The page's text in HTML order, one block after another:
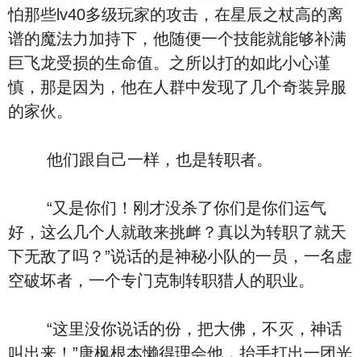
怕那些lv40多级玩家的攻击，在星辰之杖高的离
谱的魔法力加持下，他随便一个技能就能够补满
巨飞龙受损的生命值。之所以打的如此小心谨
慎，那是因为，他在人群中发现了几个奇装异服
的家伙。
他们跟自己一样，也是转职者。
“又是你们！刚才没杀了你们是你们运气
好，这么几个人就敢来挑衅？真以为转职了就天
下无敌了吗？”说话的是神秘小队的一员，一名虚
空破坏者，一个专门克制转职猎人的职业。
“这里没你说话的份，把大佛，不灭，神话
叫出来！”唐枫根本懒得理会他，抬手打出一团光